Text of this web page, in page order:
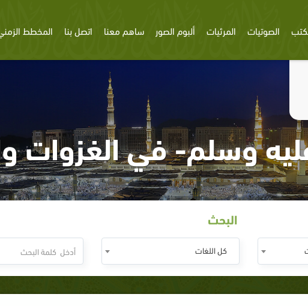
الصوتيات المرئيات ألبوم الصور ساهم معنا اتصل بنا المخطط
وسلم- في الغزوات
البحث
كل اللغات